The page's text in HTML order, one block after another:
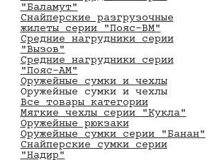
"Баламут"
Снайперские разгрузочные
жилеты серии "Пояс-ВМ"
Средние нагрудники серии
"Вызов"
Средние нагрудники серии
"Пояс-АМ"
Оружейные сумки и чехлы
Оружейные сумки и чехлы
Все товары категории
Мягкие чехлы серии "Кукла"
Оружейные рюкзаки
Оружейные сумки серии "Банан"
Снайперские сумки серии
"Надир"